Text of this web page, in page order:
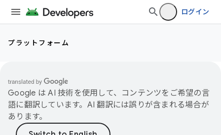
ログイン
プラットフォーム
Google は AI 技術を使用して、コンテンツをご希望の言
語に翻訳しています。AI 翻訳には誤りが含まれる場合が
あります。